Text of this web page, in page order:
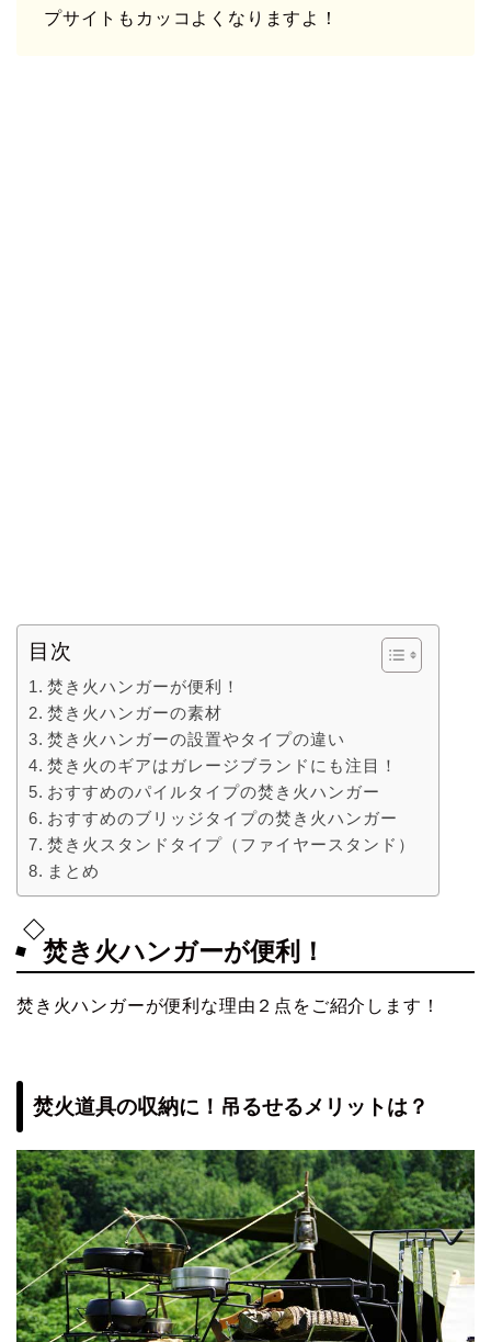
プサイトもカッコよくなりますよ！
目次
焚き火ハンガーが便利！
焚き火ハンガーの素材
焚き火ハンガーの設置やタイプの違い
焚き火のギアはガレージブランドにも注目！
おすすめのパイルタイプの焚き⽕ハンガー
おすすめのブリッジタイプの焚き火ハンガー
焚き火スタンドタイプ（ファイヤースタンド）
まとめ
焚き火ハンガーが便利！
焚き火ハンガーが便利な理由２点をご紹介します！
焚火道具の収納に！吊るせるメリットは？